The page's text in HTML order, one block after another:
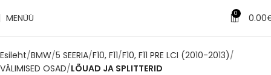
MENÜÜ 0 0.00
Esileht BMW 5 SEERIA F10, F11 F10, F11 PRE LCI (2010-2013)
VÄLIMISED OSAD LÕUAD JA SPLITTERID